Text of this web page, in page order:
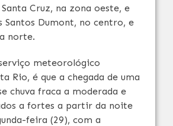
Cruz, na zona oeste, e
Santos Dumont, no centro, e
norte.
meteorológico
Rio, é que a chegada de uma
chuva fraca a moderada e
a fortes a partir da noite
feira (29), com a